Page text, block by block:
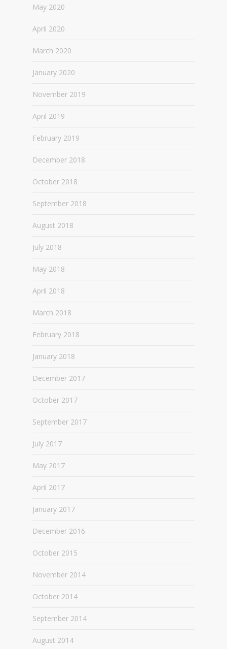
May 2020
April 2020
March 2020
January 2020
November 2019
April 2019
February 2019
December 2018
October 2018
September 2018
August 2018
July 2018
May 2018
April 2018
March 2018
February 2018
January 2018
December 2017
October 2017
September 2017
July 2017
May 2017
April 2017
January 2017
December 2016
October 2015
November 2014
October 2014
September 2014
August 2014